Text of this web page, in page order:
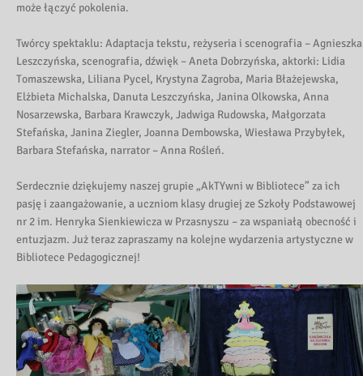
może łączyć pokolenia.
Twórcy spektaklu: Adaptacja tekstu, reżyseria i scenografia – Agnieszka
Leszczyńska, scenografia, dźwięk – Aneta Dobrzyńska, aktorki: Lidia
Tomaszewska, Liliana Pycel, Krystyna Zagroba, Maria Błażejewska,
Elżbieta Michalska, Danuta Leszczyńska, Janina Olkowska, Anna
Nosarzewska, Barbara Krawczyk, Jadwiga Rudowska, Małgorzata
Stefańska, Janina Ziegler, Joanna Dembowska, Wiesława Przybyłek,
Barbara Stefańska, narrator – Anna Rośleń.
Serdecznie dziękujemy naszej grupie „AkTYwni w Bibliotece” za ich
pasję i zaangażowanie, a uczniom klasy drugiej ze Szkoły Podstawowej
nr 2 im. Henryka Sienkiewicza w Przasnyszu – za wspaniałą obecność i
entuzjazm. Już teraz zapraszamy na kolejne wydarzenia artystyczne w
Bibliotece Pedagogicznej!